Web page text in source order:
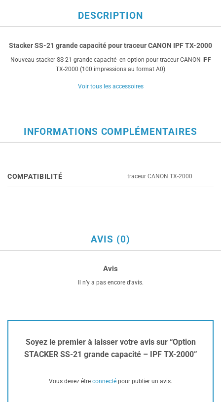
DESCRIPTION
Stacker SS-21 grande capacité pour traceur CANON IPF TX-2000
Nouveau stacker SS-21 grande capacité en option pour traceur CANON IPF
TX-2000 (100 impressions au format A0)
Voir tous les accessoires
INFORMATIONS COMPLÉMENTAIRES
COMPATIBILITÉ traceur CANON TX-2000
AVIS (0)
Avis
Il n’y a pas encore d’avis.
Soyez le premier à laisser votre avis sur “Option
STACKER SS-21 grande capacité – IPF TX-2000”
Vous devez être connecté pour publier un avis.